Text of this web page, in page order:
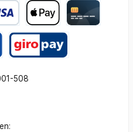
508